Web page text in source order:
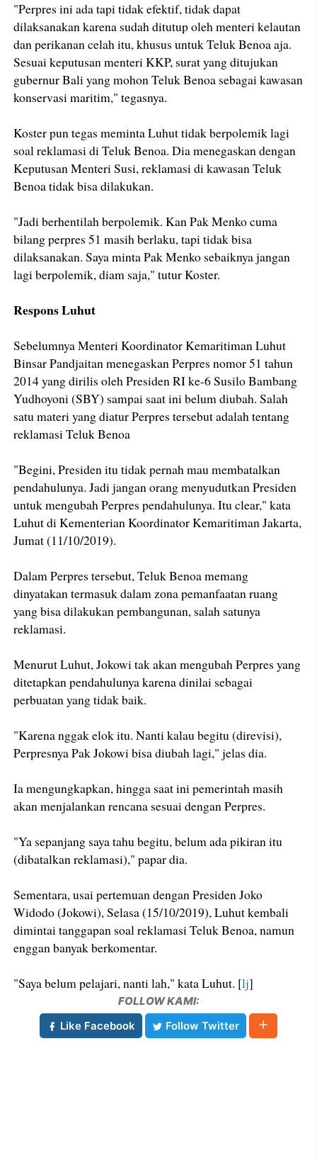
"Perpres ini ada tapi tidak efektif, tidak dapat
dilaksanakan karena sudah ditutup oleh menteri kelautan
dan perikanan celah itu, khusus untuk Teluk Benoa aja.
Sesuai keputusan menteri KKP, surat yang ditujukan
gubernur Bali yang mohon Teluk Benoa sebagai kawasan
konservasi maritim," tegasnya.
Koster pun tegas meminta Luhut tidak berpolemik lagi
soal reklamasi di Teluk Benoa. Dia menegaskan dengan
Keputusan Menteri Susi, reklamasi di kawasan Teluk
Benoa tidak bisa dilakukan.
"Jadi berhentilah berpolemik. Kan Pak Menko cuma
bilang perpres 51 masih berlaku, tapi tidak bisa
dilaksanakan. Saya minta Pak Menko sebaiknya jangan
lagi berpolemik, diam saja," tutur Koster.
Respons Luhut
Sebelumnya Menteri Koordinator Kemaritiman Luhut
Binsar Pandjaitan menegaskan Perpres nomor 51 tahun
2014 yang dirilis oleh Presiden RI ke-6 Susilo Bambang
Yudhoyoni (SBY) sampai saat ini belum diubah. Salah
satu materi yang diatur Perpres tersebut adalah tentang
reklamasi Teluk Benoa
"Begini, Presiden itu tidak pernah mau membatalkan
pendahulunya. Jadi jangan orang menyudutkan Presiden
untuk mengubah Perpres pendahulunya. Itu clear," kata
Luhut di Kementerian Koordinator Kemaritiman Jakarta,
Jumat (11/10/2019).
Dalam Perpres tersebut, Teluk Benoa memang
dinyatakan termasuk dalam zona pemanfaatan ruang
yang bisa dilakukan pembangunan, salah satunya
reklamasi.
Menurut Luhut, Jokowi tak akan mengubah Perpres yang
ditetapkan pendahulunya karena dinilai sebagai
perbuatan yang tidak baik.
"Karena nggak elok itu. Nanti kalau begitu (direvisi),
Perpresnya Pak Jokowi bisa diubah lagi," jelas dia.
Ia mengungkapkan, hingga saat ini pemerintah masih
akan menjalankan rencana sesuai dengan Perpres.
"Ya sepanjang saya tahu begitu, belum ada pikiran itu
(dibatalkan reklamasi)," papar dia.
Sementara, usai pertemuan dengan Presiden Joko
Widodo (Jokowi), Selasa (15/10/2019), Luhut kembali
dimintai tanggapan soal reklamasi Teluk Benoa, namun
enggan banyak berkomentar.
"Saya belum pelajari, nanti lah," kata Luhut. [lj]
FOLLOW KAMI:
Like Facebook
Follow Twitter